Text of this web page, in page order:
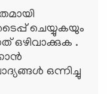
ചെയ്യുകയും
ഒഴിവാക്കുക .
ഒന്നിച്ചു